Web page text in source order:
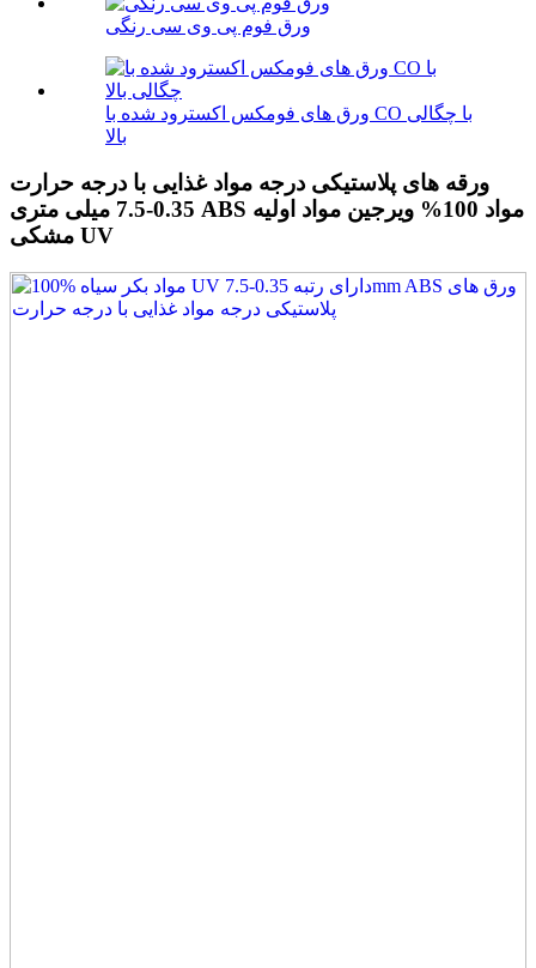
ورق فوم پی وی سی رنگی
ورق های فومکس اکسترود شده با CO با چگالی
بالا
ورقه های پلاستیکی درجه مواد غذایی با درجه حرارت
0.35-7.5 میلی متری ABS مواد 100% ویرجین مواد اولیه
مشکی UV